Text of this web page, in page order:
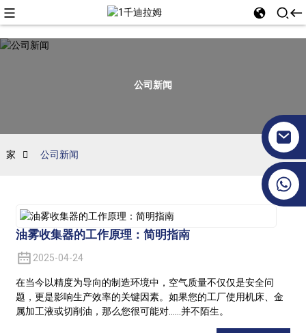
公司新闻
家 公司新闻
油雾收集器的工作原理：简明指南
2025-04-24
在当今以精度为导向的制造环境中，空气质量不仅仅是安全问
题，更是影响生产效率的关键因素。如果您的工厂使用机床、金
属加工液或切削油，那么您很可能对……并不陌生。